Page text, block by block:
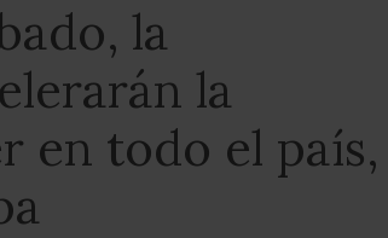
la
la
en todo el país,